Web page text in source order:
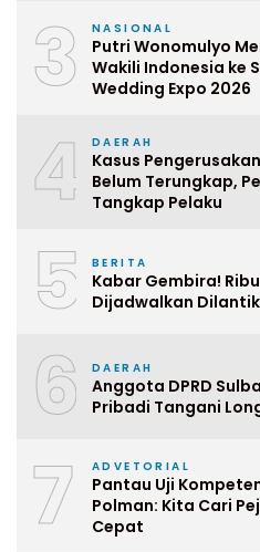
3 NASIONAL
Putri Wonomulyo
Wakili Indonesia ke
Wedding Expo 2026
4 DAERAH
Kasus
Belum Terungkap,
Tangkap Pelaku
5 BERITA
Kabar Gembira!
Dijadwalkan
6 DAERAH
Anggota DPRD
Pribadi Tangani
7 ADVETORIAL
Pantau Uji
Polman: Kita Cari
Cepat